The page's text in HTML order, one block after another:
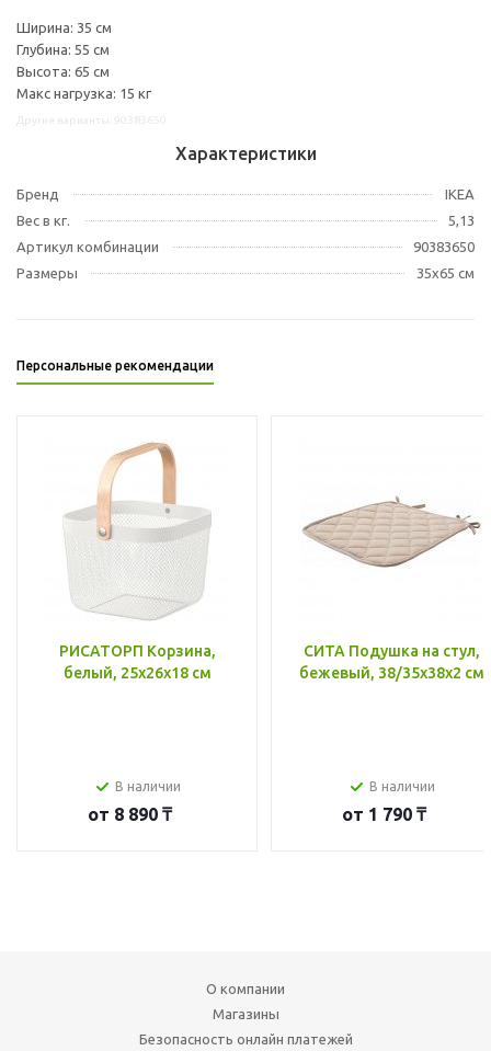
Ширина: 35 см
Глубина: 55 см
Высота: 65 см
Макс нагрузка: 15 кг
Характеристики
Бренд
IKEA
Вес в кг.
5,13
Артикул комбинации
90383650
Размеры
35x65 см
Персональные рекомендации
РИСАТОРП Корзина,
белый, 25x26x18 см
В наличии
от 8 890 ₸
СИТА Подушка на стул,
бежевый, 38/35x38x2 см
В наличии
от 1 790 ₸
О компании
Магазины
Безопасность онлайн платежей